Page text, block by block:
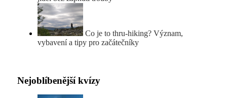
Co je to thru-hiking? Význam,
vybavení a tipy pro začátečníky
Nejoblíbenější kvízy